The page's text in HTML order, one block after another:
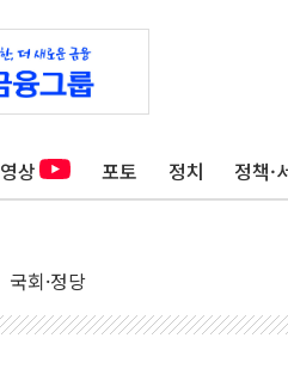
영상 포토 정치 정책·
국회·정당